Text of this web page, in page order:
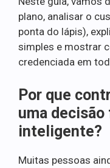
plano, analisar o
ponta do lápis),
simples e mostrar
credenciada em
Por que
uma
inteligente?
Muitas pessoas